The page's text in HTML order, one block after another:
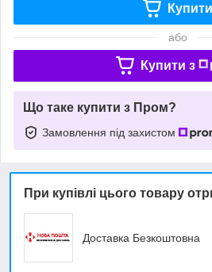
Купити
або
Купити з
Що таке купити з Пром?
Замовлення під захистом
При купівлі цього товару
Доставка Безкоштовна